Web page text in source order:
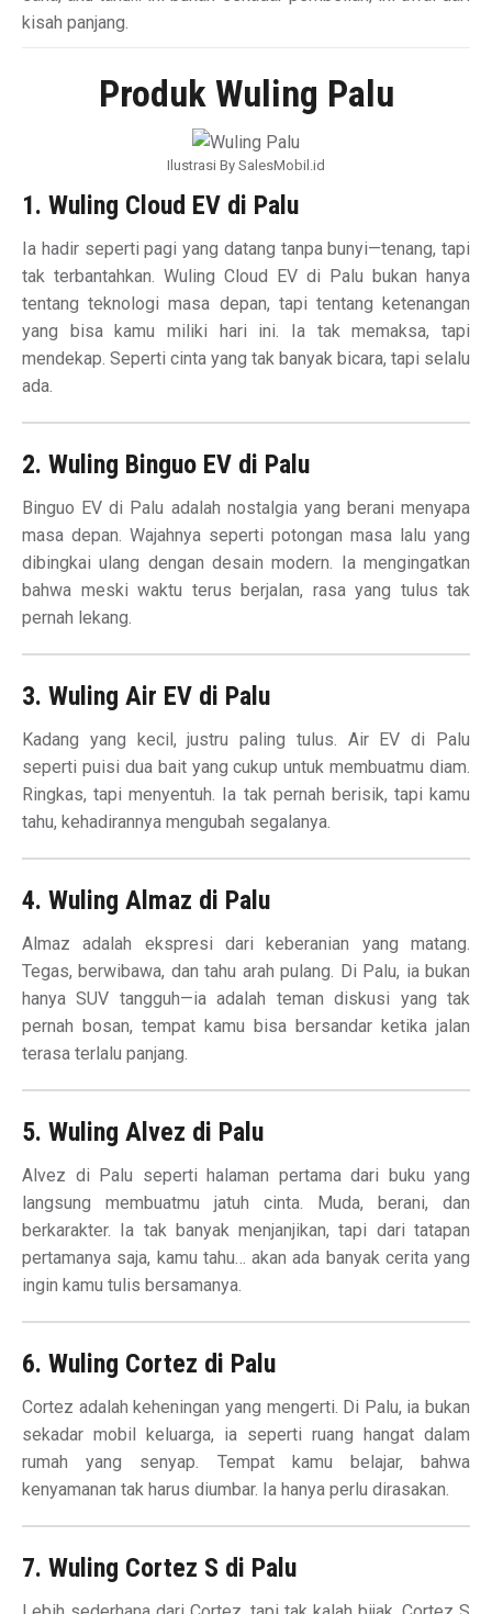
kisah panjang.
Produk Wuling Palu
Ilustrasi By SalesMobil.id
1. Wuling Cloud EV di Palu
Ia hadir seperti pagi yang datang tanpa bunyi—tenang, tapi
tak terbantahkan. Wuling Cloud EV di Palu bukan hanya
tentang teknologi masa depan, tapi tentang ketenangan
yang bisa kamu miliki hari ini. Ia tak memaksa, tapi
mendekap. Seperti cinta yang tak banyak bicara, tapi selalu
ada.
2. Wuling Binguo EV di Palu
Binguo EV di Palu adalah nostalgia yang berani menyapa
masa depan. Wajahnya seperti potongan masa lalu yang
dibingkai ulang dengan desain modern. Ia mengingatkan
bahwa meski waktu terus berjalan, rasa yang tulus tak
pernah lekang.
3. Wuling Air EV di Palu
Kadang yang kecil, justru paling tulus. Air EV di Palu
seperti puisi dua bait yang cukup untuk membuatmu diam.
Ringkas, tapi menyentuh. Ia tak pernah berisik, tapi kamu
tahu, kehadirannya mengubah segalanya.
4. Wuling Almaz di Palu
Almaz adalah ekspresi dari keberanian yang matang.
Tegas, berwibawa, dan tahu arah pulang. Di Palu, ia bukan
hanya SUV tangguh—ia adalah teman diskusi yang tak
pernah bosan, tempat kamu bisa bersandar ketika jalan
terasa terlalu panjang.
5. Wuling Alvez di Palu
Alvez di Palu seperti halaman pertama dari buku yang
langsung membuatmu jatuh cinta. Muda, berani, dan
berkarakter. Ia tak banyak menjanjikan, tapi dari tatapan
pertamanya saja, kamu tahu… akan ada banyak cerita yang
ingin kamu tulis bersamanya.
6. Wuling Cortez di Palu
Cortez adalah keheningan yang mengerti. Di Palu, ia bukan
sekadar mobil keluarga, ia seperti ruang hangat dalam
rumah yang senyap. Tempat kamu belajar, bahwa
kenyamanan tak harus diumbar. Ia hanya perlu dirasakan.
7. Wuling Cortez S di Palu